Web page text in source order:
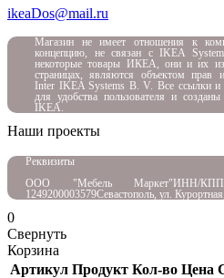
ikeaDos@mail.ru
Магазин не имеет отношения к
концепцию, не связан с
IKEA
некоторые товары ИКЕА, они и их
страницах, являются объектом прав
Inter IKEA Systems B. V. Все ссылки и
для удобства пользователя и
IKEA.
Наши проекты
Реквизиты
ООО "Мебель Маркет"ИНН/КПП
1249200003579Севастополь, ул.
0
Свернуть
Корзина
Артикул Продукт Кол-во Цена